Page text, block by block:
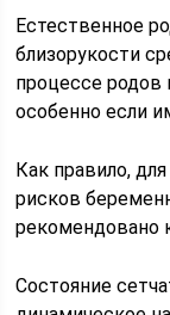
Естественное
близорукости
процессе родов
особенно если
Как правило,
рисков
рекомендовано
Состояние